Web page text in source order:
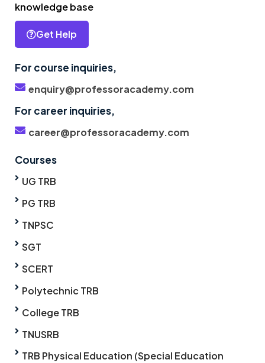
knowledge base
Get Help
For course inquiries,
enquiry@professoracademy.com
For career inquiries,
career@professoracademy.com
Courses
UG TRB
PG TRB
TNPSC
SGT
SCERT
Polytechnic TRB
College TRB
TNUSRB
TRB Physical Education (Special Education